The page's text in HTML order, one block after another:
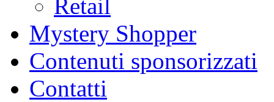
Retail
Mystery Shopper
Contenuti sponsorizzati
Contatti